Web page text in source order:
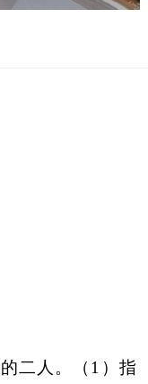
二人。（1）指